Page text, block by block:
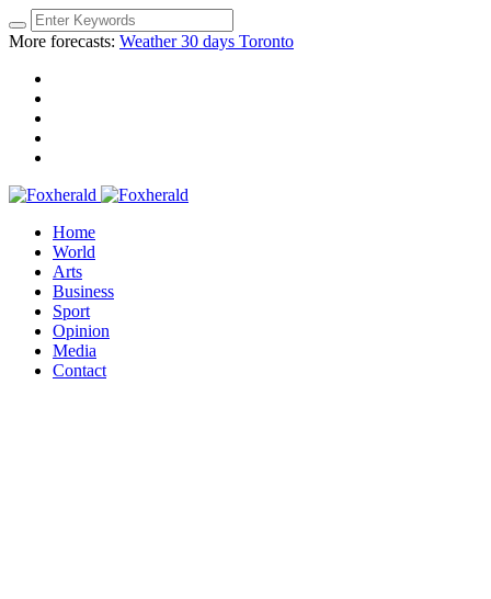
More forecasts: Weather 30 days Toronto
Home
World
Arts
Business
Sport
Opinion
Media
Contact